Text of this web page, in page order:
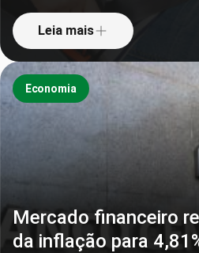
Leia mais
Economia
Mercado financeiro
da inflação para